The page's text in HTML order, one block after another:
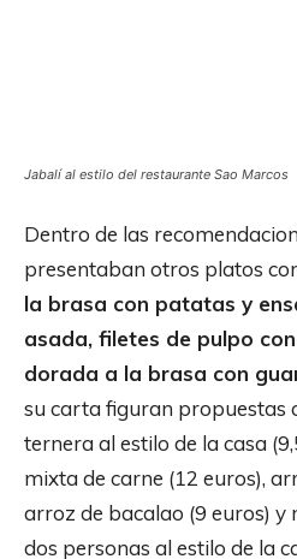
Jabalí al estilo del restaurante Sao Marcos
Dentro de las
presentaban otros platos
la brasa con patatas y
asada, filetes de pulpo
dorada a la brasa con
su carta figuran propuestas
ternera al estilo de la casa
mixta de carne (12 euros),
arroz de bacalao (9 euros) y
dos personas al estilo de la